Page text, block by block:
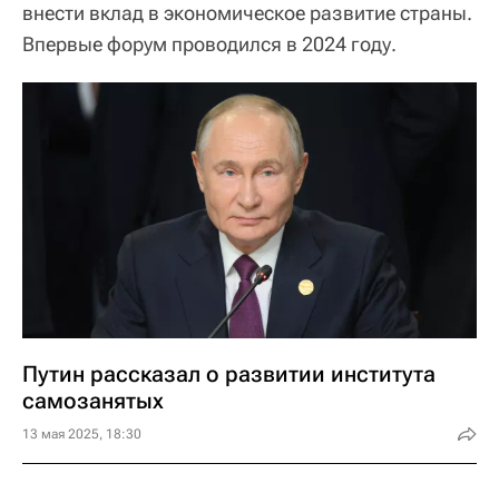
внести вклад в экономическое развитие страны.
Впервые форум проводился в 2024 году.
Путин рассказал о развитии института
самозанятых
13 мая 2025, 18:30